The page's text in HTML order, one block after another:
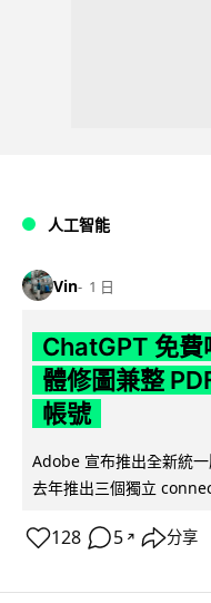
人工智能
Vin 1 日
ChatGPT 免
體修圖兼整
帳號
Adobe 宣布推出全新統
去年推出三個獨立
128 5 ↗ 分享